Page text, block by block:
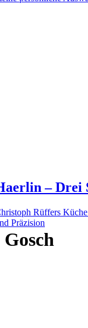
– Drei
Rüffers
Präzision
Gosch